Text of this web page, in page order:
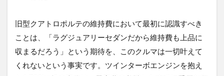
間シ
レー
ショ
旧型クアトロポルテの維持費において最初に認識すべき
ことは、「ラグジュアリーセダンだから維持費も上品に
収まるだろう」という期待を、このクルマは一切叶えて
くれないという事実です。ツインターボエンジンを抱え